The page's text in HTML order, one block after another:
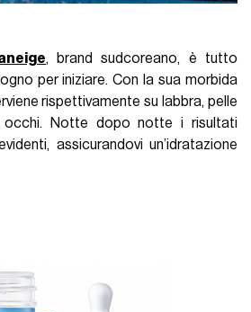
, brand sudcoreano, è tutto
per iniziare. Con la sua morbida
rispettivamente su labbra, pelle
Notte dopo notte i risultati
assicurandovi un’idratazione